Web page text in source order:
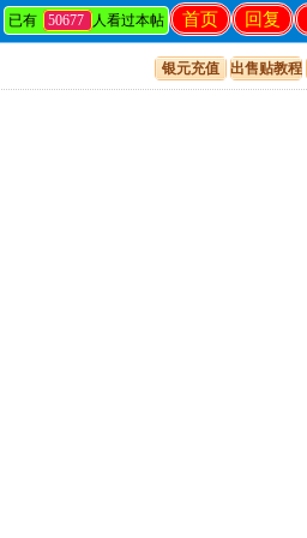
回复
首页
已有 50677 人看过本帖
银元充值 出售贴教程